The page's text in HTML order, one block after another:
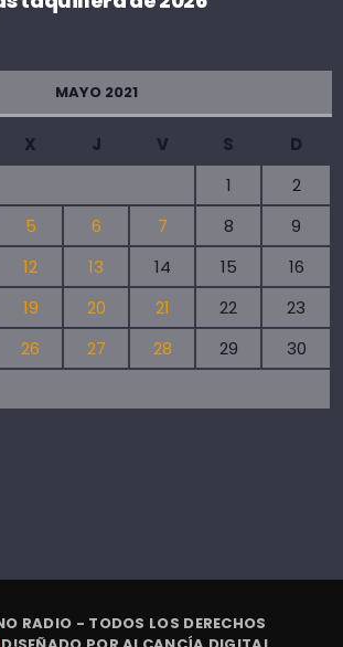
MAYO 2021
X J V S
D
1
2
5 6 7 8
9
12 13 14 15
16
19 20 21 22
23
26 27 28 29
30
RADIO - TODOS LOS DERECHOS